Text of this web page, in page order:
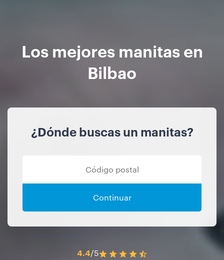
Los mejores manitas en
Bilbao
¿Dónde buscas un manitas?
Continuar
4.4/5